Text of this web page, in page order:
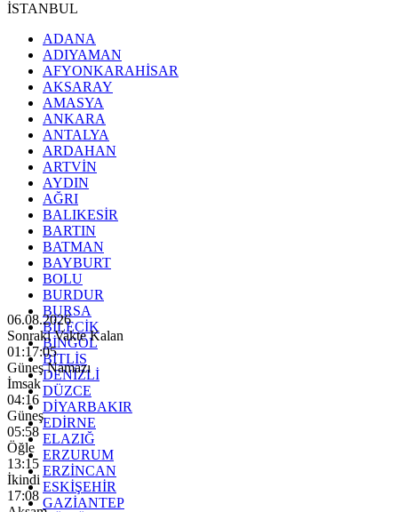
İSTANBUL
ADANA
ADIYAMAN
AFYONKARAHİSAR
AKSARAY
AMASYA
ANKARA
ANTALYA
ARDAHAN
ARTVİN
AYDIN
AĞRI
BALIKESİR
BARTIN
BATMAN
BAYBURT
BOLU
BURDUR
BURSA
BİLECİK
BİNGÖL
BİTLİS
DENİZLİ
DÜZCE
DİYARBAKIR
EDİRNE
ELAZIĞ
ERZURUM
ERZİNCAN
ESKİŞEHİR
GAZİANTEP
06.08.2026
Sonraki Vakte Kalan
01:17:03
Güneş Namazı
İmsak
04:16
Güneş
05:58
Öğle
13:15
İkindi
17:08